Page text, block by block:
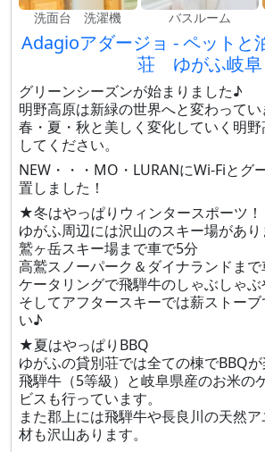
洗面台 洗濯機 バスルーム
Adagioアダージョ - ペットと
荘 ゆがふ岐阜
グリーンシーズンが始まりました♪
明野高原は新緑の世界へと変わって
春・夏・秋と美しく変化していく明
してください。
NEW・・・MO・LURANにWi-Fiとグ
置しました！
★冬はやっぱりウィンタースポーツ！
ゆがふ周辺には沢山のスキー場があ
鷲ヶ岳スキー場まで車で5分
高鷲スノーパーク＆ダイナランドま
ケータリングで飛騨牛のしゃぶしゃ
そしてアフタースキーでは薪ストー
い♪
★夏はやっぱりBBQ
ゆがふの貸別荘では全ての棟でBBQが
飛騨牛（5等級）と岐阜県産のお米の
ビスも行っています。
また郡上には飛騨牛や長良川の天然
材も沢山あります。